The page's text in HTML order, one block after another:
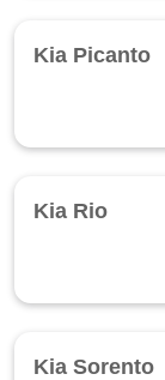
Kia Picanto
Kia Rio
Kia Sorento